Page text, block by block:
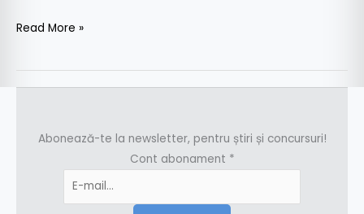
Read More »
Abonează-te la newsletter, pentru știri și concursuri!
Cont abonament *